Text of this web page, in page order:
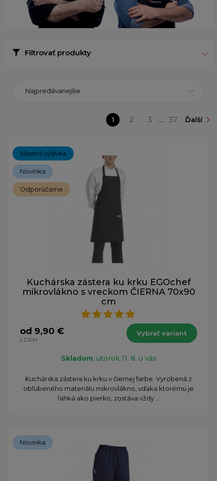
Filtrovať produkty
Najpredávanejšie
1 2 3 ... 37 Ďalší
Vlastná výšivka
Novinka
Odporúčame
Kuchárska zástera ku krku EGOchef
mikrovlákno s vreckom ČIERNA 70x90
cm
od 9,90 €
s DPH
Vybrať variant
Skladom, utorok 11. 8. u vás
Kuchárska zástera ku krku v čiernej farbe. Vyrobená z
obľúbeného materiálu mikrovlákno, vďaka ktorému je
ľahká ako pierko, zostáva vždy ...
Novinka